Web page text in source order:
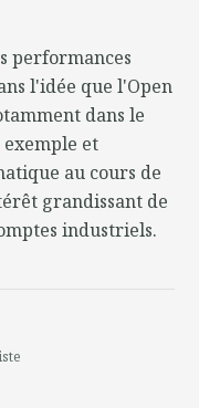
performances
l'idée que l'Open
dans le
et
au cours de
grandissant de
industriels.